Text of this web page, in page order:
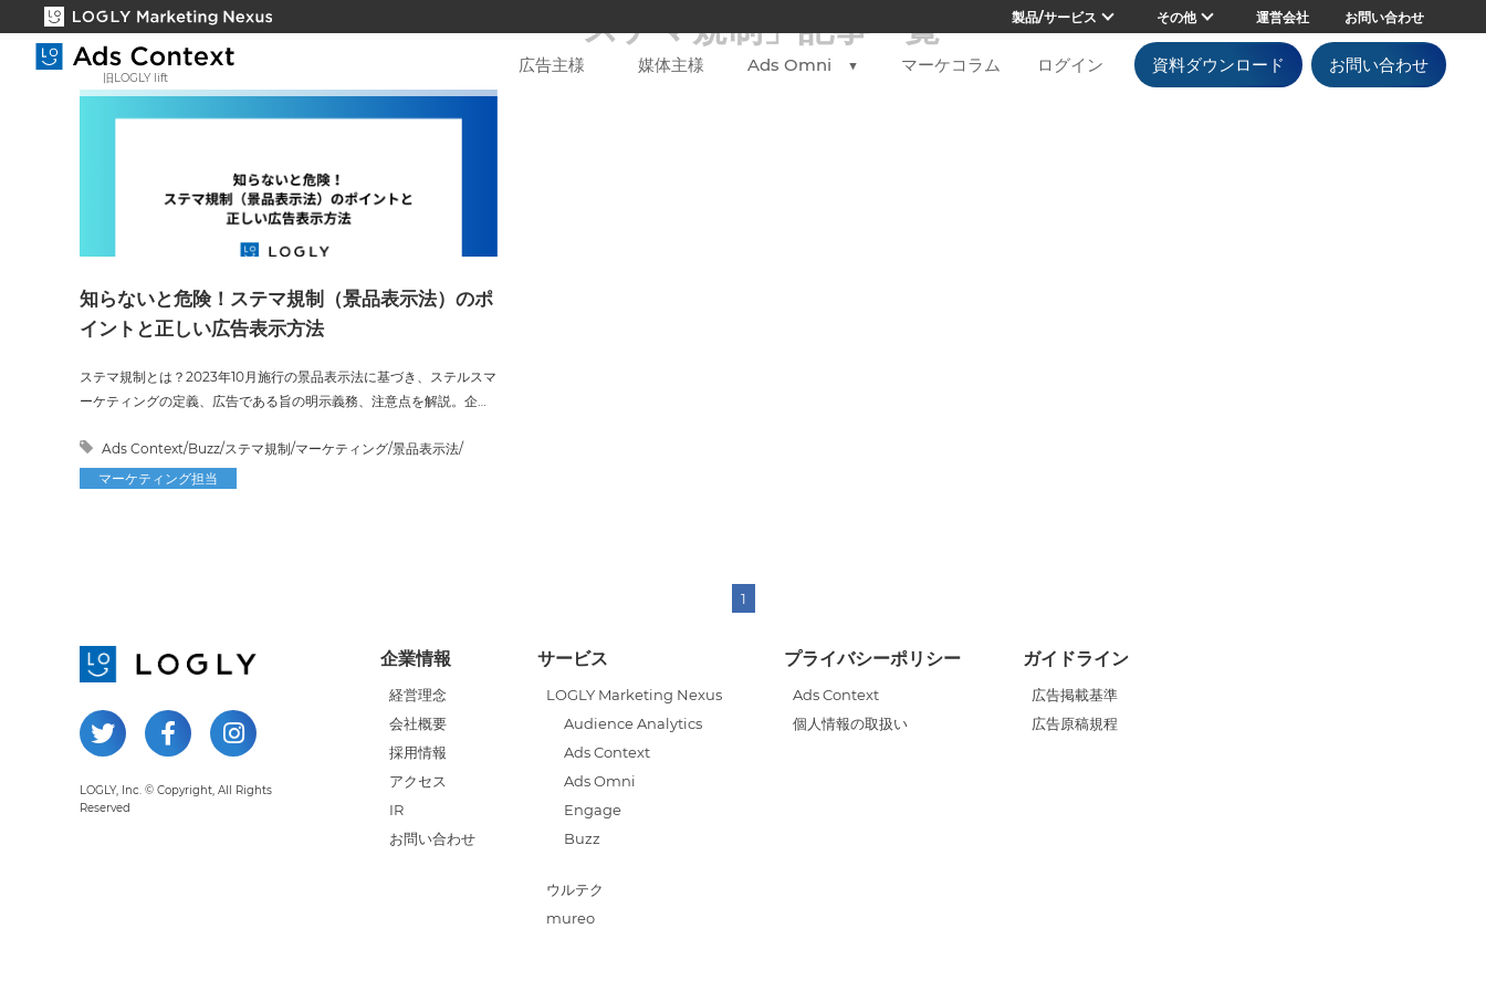
製品/サービス その他 運営会社 お問い合わせ
旧LOGLY lift
広告主様 媒体主様 Ads Omni ▼ マーケコラム ログイン 資料ダウンロード お問い合わせ
「ステマ規制」記事一覧
知らないと危険！ステマ規制（景品表示法）のポ
イントと正しい広告表示方法
ステマ規制とは？2023年10月施行の景品表示法に基づき、ステルスマ
ーケティングの定義、広告である旨の明示義務、注意点を解説。企業
Ads Context/Buzz/ステマ規制/マーケティング/景品表示法/
マーケティング担当
1
LOGLY, Inc. © Copyright, All Rights
Reserved
企業情報
経営理念
会社概要
採用情報
アクセス
IR
お問い合わせ
サービス
LOGLY Marketing Nexus
Audience Analytics
Ads Context
Ads Omni
Engage
Buzz
ウルテク
mureo
プライバシーポリシー
Ads Context
個人情報の取扱い
ガイドライン
広告掲載基準
広告原稿規程